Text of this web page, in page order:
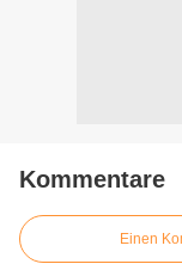
Kommentare
Einen